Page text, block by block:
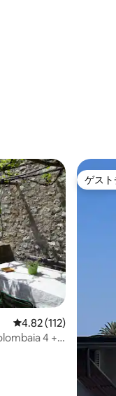
レビュー112件、5つ
4.82 (112)
4 +2
ゲス
ゲスト